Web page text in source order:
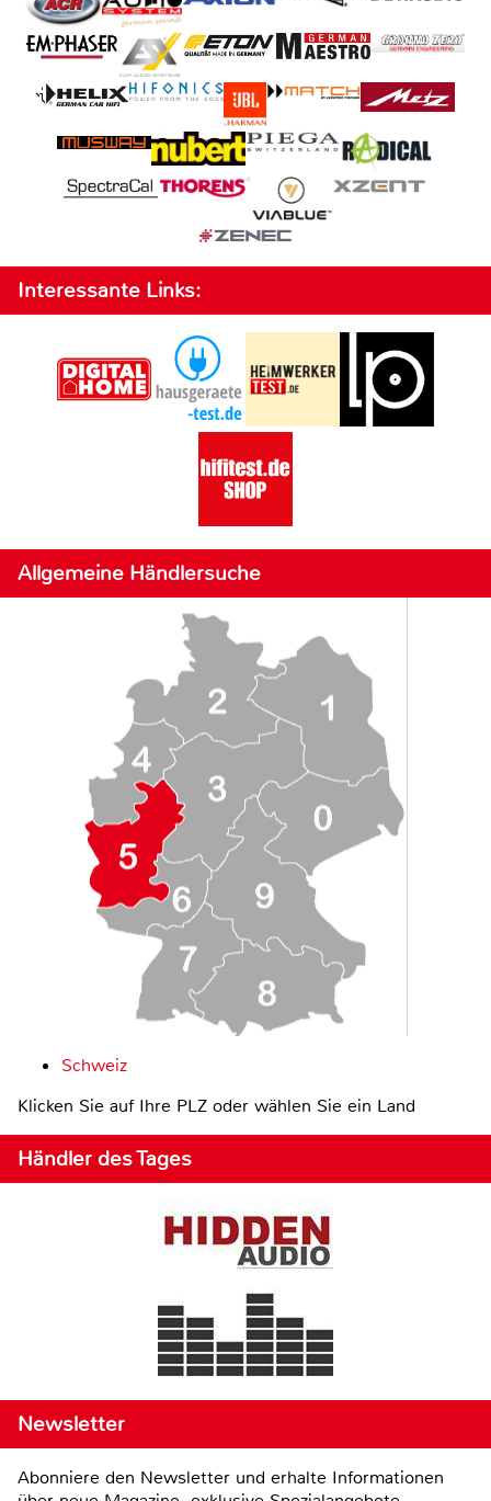
Interessante Links:
Allgemeine Händlersuche
Schweiz
Klicken Sie auf Ihre PLZ oder wählen Sie ein Land
Händler des Tages
Newsletter
Abonniere den Newsletter und erhalte Informationen